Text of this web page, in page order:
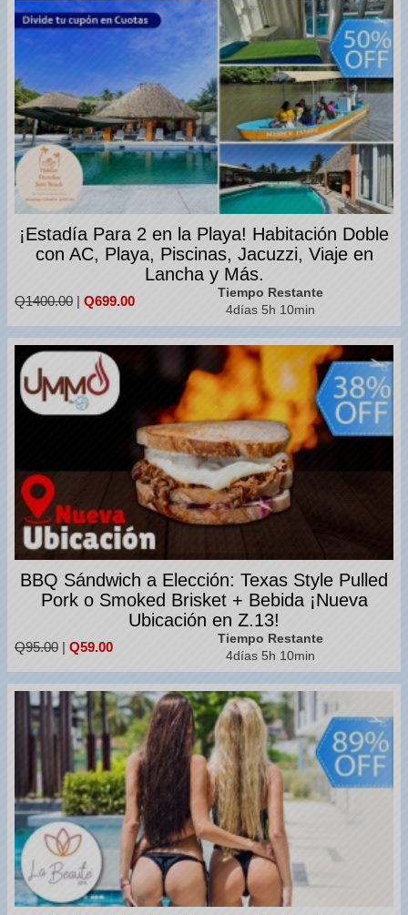
¡Estadía Para 2 en la Playa! Habitación Doble
con AC, Playa, Piscinas, Jacuzzi, Viaje en
Lancha y Más.
Q1400.00 | Q699.00
Tiempo Restante
4días 5h 10min
BBQ Sándwich a Elección: Texas Style Pulled
Pork o Smoked Brisket + Bebida ¡Nueva
Ubicación en Z.13!
Q95.00 | Q59.00
Tiempo Restante
4días 5h 10min